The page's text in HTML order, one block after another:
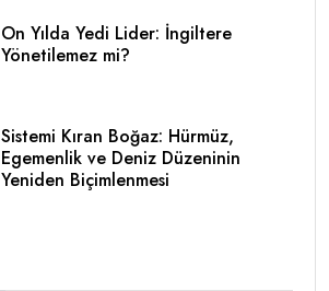
On Yılda Yedi Lider: İngiltere
Yönetilemez mi?
Sistemi Kıran Boğaz: Hürmüz,
Egemenlik ve Deniz Düzeninin
Yeniden Biçimlenmesi